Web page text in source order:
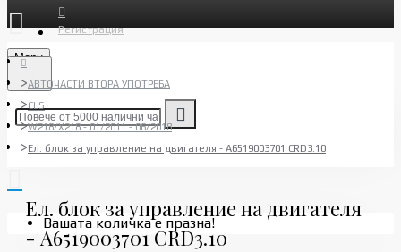
Регистрация
Menu
Вашата количка е празна!
АВТОЧАСТИ ВТОРА УПОТРЕБА
CLS
W218/X218 - 01/2011 - 06/2018
Ел. блок за управление на двигателя - A6519003701 CRD3.10
Ел. блок за управление на двигателя
- A6519003701 CRD3.10